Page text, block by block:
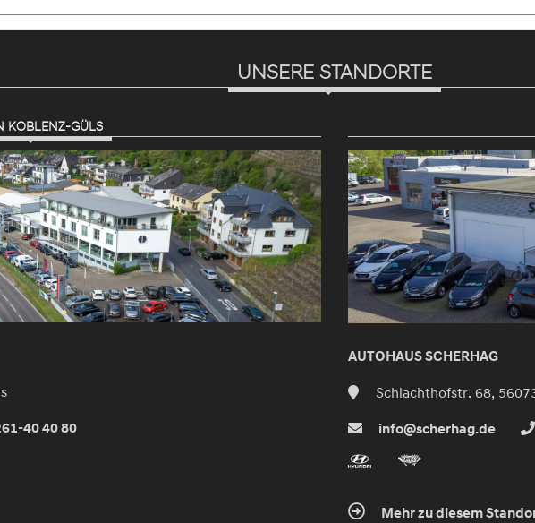
UNSERE STANDORTE
KOBLENZ-GÜLS
40 40 80
AUTOHAUS SCHERHAG
Schlachthofstr. 68,
info@scherhag.de
Mehr zu diesem